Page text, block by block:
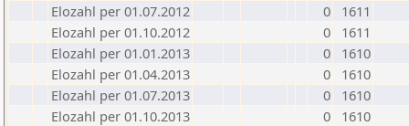
Elozahl per 01.07.2012
0
1611
Elozahl per 01.10.2012
0
1611
Elozahl per 01.01.2013
0
1610
Elozahl per 01.04.2013
0
1610
Elozahl per 01.07.2013
0
1610
Elozahl per 01.10.2013
0
1610